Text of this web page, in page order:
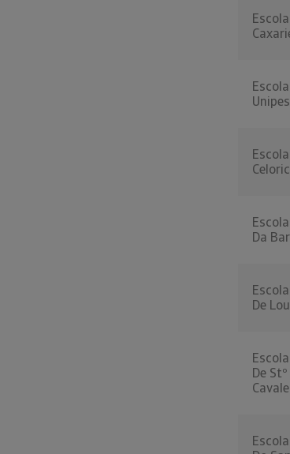
Da
De
De